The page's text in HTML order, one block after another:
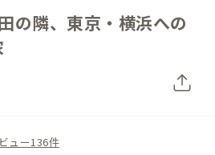
の隣、東京・横浜への
ュー136件